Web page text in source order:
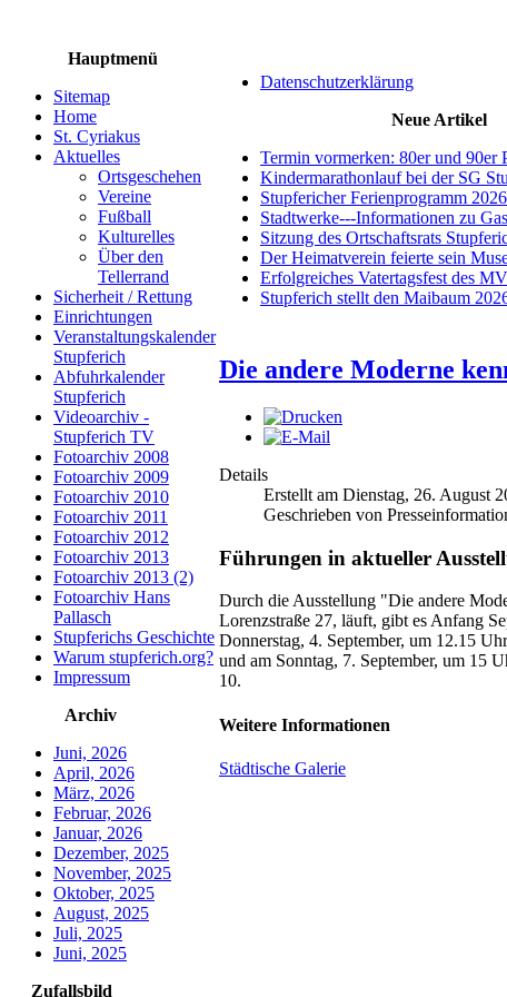
Hauptmenü
Sitemap
Home
St. Cyriakus
Aktuelles
Ortsgeschehen
Vereine
Fußball
Kulturelles
Über den
Tellerrand
Sicherheit / Rettung
Einrichtungen
Veranstaltungskalender
Stupferich
Abfuhrkalender
Stupferich
Videoarchiv -
Stupferich TV
Fotoarchiv 2008
Fotoarchiv 2009
Fotoarchiv 2010
Fotoarchiv 2011
Fotoarchiv 2012
Fotoarchiv 2013
Fotoarchiv 2013 (2)
Fotoarchiv Hans
Pallasch
Stupferichs Geschichte
Warum stupferich.org?
Impressum
Archiv
Juni, 2026
April, 2026
März, 2026
Februar, 2026
Januar, 2026
Dezember, 2025
November, 2025
Oktober, 2025
August, 2025
Juli, 2025
Juni, 2025
Zufallsbild
Datenschutzerklärung
Neue Artikel
Termin vormerken: 80er und 90er
Kindermarathonlauf bei der SG
Stupfericher Ferienprogramm 2026
Stadtwerke---Informationen zu
Sitzung des Ortschaftsrats
Der Heimatverein feierte sein
Erfolgreiches Vatertagsfest des
Stupferich stellt den Maibaum
Die andere Moderne
Details
Erstellt am Dienstag, 26. August
Geschrieben von
Führungen in aktueller
Durch die Ausstellung "Die andere
Lorenzstraße 27, läuft, gibt es Anfang
Donnerstag, 4. September, um 12.15
und am Sonntag, 7. September, um 15
10.
Weitere Informationen
Städtische Galerie